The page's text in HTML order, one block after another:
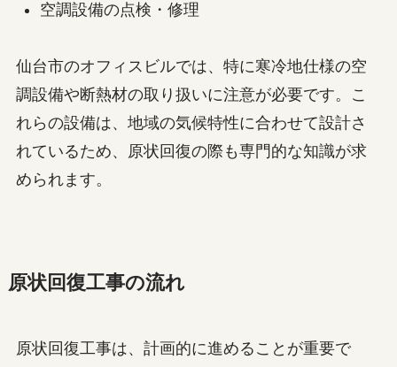
空調設備の点検・修理
仙台市のオフィスビルでは、特に寒冷地仕様の空
調設備や断熱材の取り扱いに注意が必要です。こ
れらの設備は、地域の気候特性に合わせて設計さ
れているため、原状回復の際も専門的な知識が求
められます。
原状回復工事の流れ
原状回復工事は、計画的に進めることが重要で